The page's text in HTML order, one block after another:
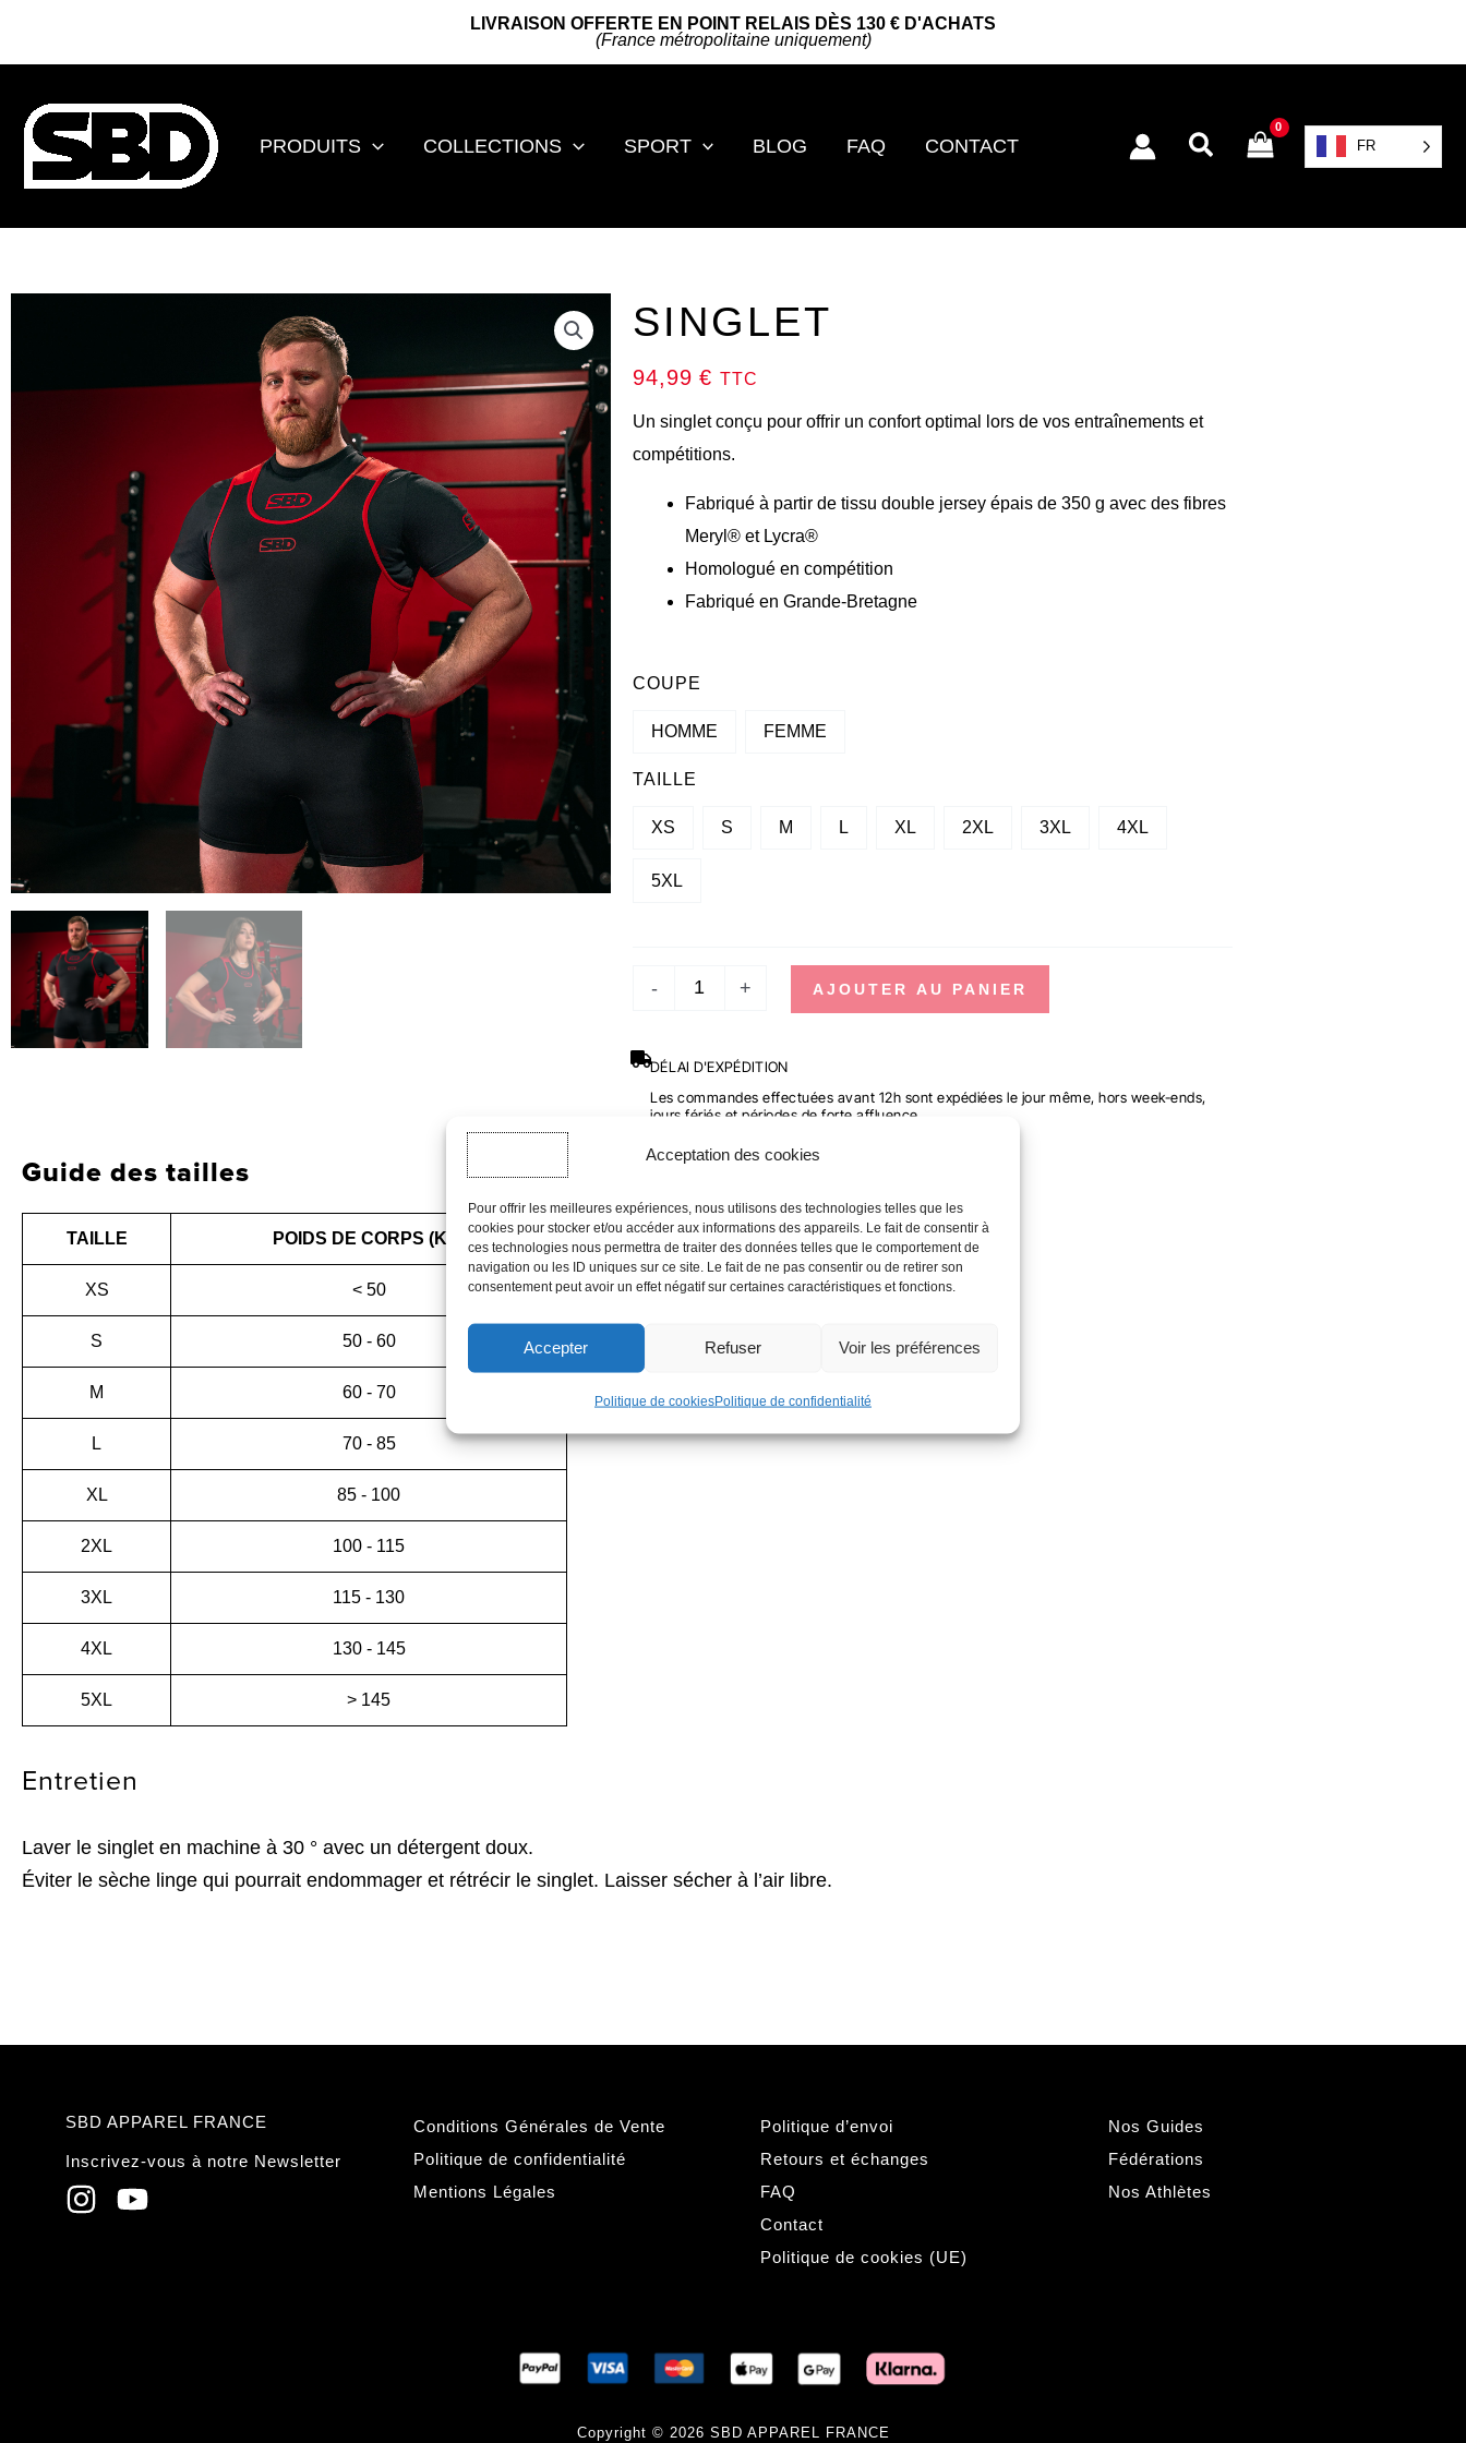
Acceptation des cookies
Pour offrir les meilleures expériences, nous utilisons des technologies telles que les
cookies pour stocker et/ou accéder aux informations des appareils. Le fait de consentir à
ces technologies nous permettra de traiter des données telles que le comportement de
navigation ou les ID uniques sur ce site. Le fait de ne pas consentir ou de retirer son
consentement peut avoir un effet négatif sur certaines caractéristiques et fonctions.
Accepter Refuser Voir les préférences
Politique de cookiesPolitique de confidentialité
LIVRAISON OFFERTE EN POINT RELAIS DÈS 130 € D'ACHATS
(France métropolitaine uniquement)
PRODUITS COLLECTIONS SPORT BLOG FAQ CONTACT Rechercher FR
SINGLET
94,99€ TTC
Un singlet conçu pour offrir un confort optimal lors de vos entraînements et
compétitions.
Fabriqué à partir de tissu double jersey épais de 350 g avec des fibres
Meryl® et Lycra®
Homologué en compétition
Fabriqué en Grande-Bretagne
COUPE
HOMME FEMME
TAILLE
XS S M L XL 2XL 3XL 4XL
5XL
-
QUANTITÉ
+ AJOUTER AU PANIER
DÉLAI D'EXPÉDITION
Les commandes effectuées avant 12h sont expédiées le jour même, hors week-ends,
jours fériés et périodes de forte affluence.
Guide des tailles
TAILLE POIDS DE CORPS (KG)
XS < 50
S 50 - 60
M 60 - 70
L 70 - 85
XL 85 - 100
2XL 100 - 115
3XL 115 - 130
4XL 130 - 145
5XL > 145
Entretien
Laver le singlet en machine à 30 ° avec un détergent doux.
Éviter le sèche linge qui pourrait endommager et rétrécir le singlet. Laisser sécher à l’air libre.
SBD APPAREL FRANCE
Inscrivez-vous à notre Newsletter
Conditions Générales de Vente
Politique de confidentialité
Mentions Légales
Politique d’envoi
Retours et échanges
FAQ
Contact
Politique de cookies (UE)
Nos Guides
Fédérations
Nos Athlètes
Copyright © 2026 SBD APPAREL FRANCE